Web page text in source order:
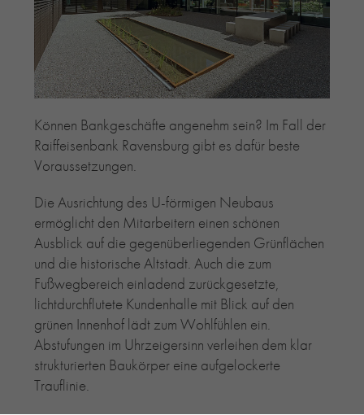
RE-USE-ZIEGEL
GLASUR-ZIEGEL
RE-USE-MÖRTEL
FASSADENPLANUNG (SCHWEIZ)
PRIVATKUNDEN
ÜBER UNS
BLOG
Können Bankgeschäfte angenehm sein? Im Fall der
Raiffeisenbank Ravensburg gibt es dafür beste
Voraussetzungen.
Die Ausrichtung des U-förmigen Neubaus
ermöglicht den Mitarbeitern einen schönen
Ausblick auf die gegenüberliegenden Grünflächen
und die historische Altstadt. Auch die zum
Fußwegbereich einladend zurückgesetzte,
lichtdurchflutete Kundenhalle mit Blick auf den
grünen Innenhof lädt zum Wohlfühlen ein.
Abstufungen im Uhrzeigersinn verleihen dem klar
strukturierten Baukörper eine aufgelockerte
Trauflinie.